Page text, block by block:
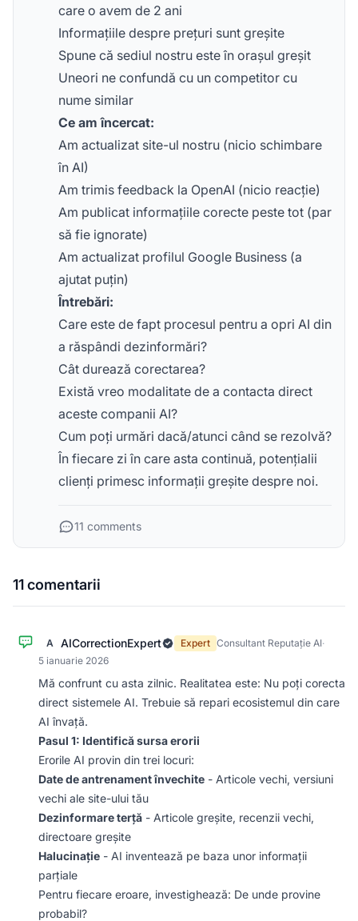
care o avem de 2 ani
Informațiile despre prețuri sunt greșite
Spune că sediul nostru este în orașul greșit
Uneori ne confundă cu un competitor cu
nume similar
Ce am încercat:
Am actualizat site-ul nostru (nicio schimbare
în AI)
Am trimis feedback la OpenAI (nicio reacție)
Am publicat informațiile corecte peste tot (par
să fie ignorate)
Am actualizat profilul Google Business (a
ajutat puțin)
Întrebări:
Care este de fapt procesul pentru a opri AI din
a răspândi dezinformări?
Cât durează corectarea?
Există vreo modalitate de a contacta direct
aceste companii AI?
Cum poți urmări dacă/atunci când se rezolvă?
În fiecare zi în care asta continuă, potențialii
clienți primesc informații greșite despre noi.
11 comments
11 comentarii
A AICorrectionExpert Expert Consultant Reputație AI·
5 ianuarie 2026
Mă confrunt cu asta zilnic. Realitatea este: Nu poți corecta
direct sistemele AI. Trebuie să repari ecosistemul din care
AI învață.
Pasul 1: Identifică sursa erorii
Erorile AI provin din trei locuri:
Date de antrenament învechite - Articole vechi, versiuni
vechi ale site-ului tău
Dezinformare terță - Articole greșite, recenzii vechi,
directoare greșite
Halucinație - AI inventează pe baza unor informații
parțiale
Pentru fiecare eroare, investighează: De unde provine
probabil?